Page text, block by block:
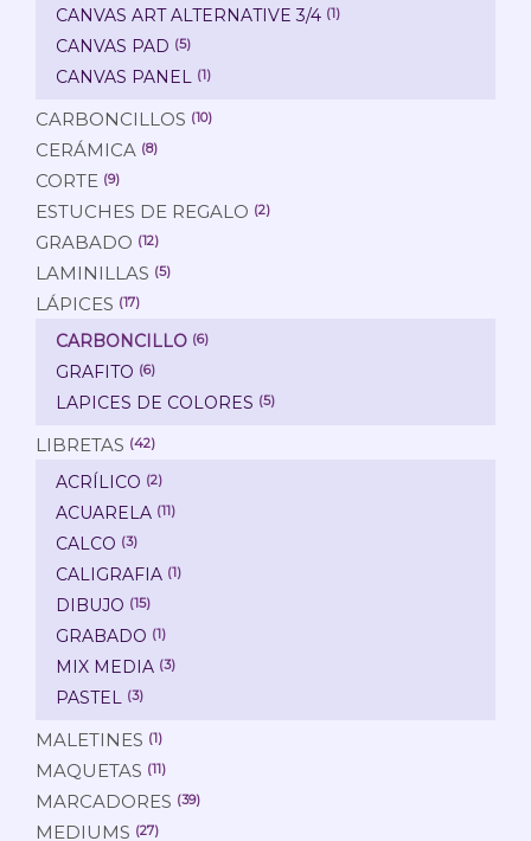
CANVAS ART ALTERNATIVE 3/4 (1)
CANVAS PAD (5)
CANVAS PANEL (1)
CARBONCILLOS (10)
CERÁMICA (8)
CORTE (9)
ESTUCHES DE REGALO (2)
GRABADO (12)
LAMINILLAS (5)
LÁPICES (17)
CARBONCILLO (6)
GRAFITO (6)
LAPICES DE COLORES (5)
LIBRETAS (42)
ACRÍLICO (2)
ACUARELA (11)
CALCO (3)
CALIGRAFIA (1)
DIBUJO (15)
GRABADO (1)
MIX MEDIA (3)
PASTEL (3)
MALETINES (1)
MAQUETAS (11)
MARCADORES (39)
MEDIUMS (27)